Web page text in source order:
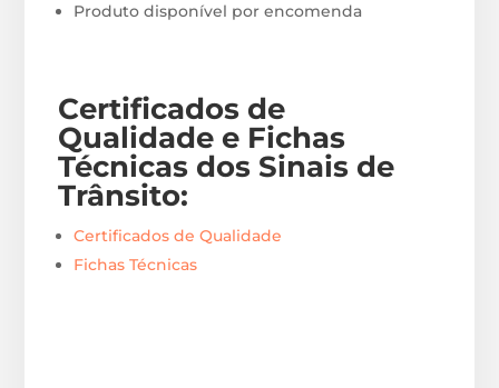
Produto disponível por encomenda
Certificados de
Qualidade e Fichas
Técnicas dos Sinais de
Trânsito:
Certificados de Qualidade
Fichas Técnicas